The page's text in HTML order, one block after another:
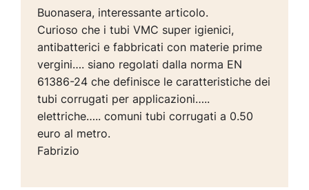
Buonasera, interessante articolo.
Curioso che i tubi VMC super igienici,
antibatterici e fabbricati con materie prime
vergini…. siano regolati dalla norma EN
61386-24 che definisce le caratteristiche dei
tubi corrugati per applicazioni…..
elettriche….. comuni tubi corrugati a 0.50
euro al metro.
Fabrizio